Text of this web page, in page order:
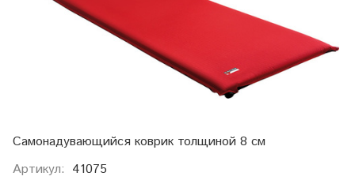
Самонадувающийся коврик толщиной 8 см
Артикул: 41075